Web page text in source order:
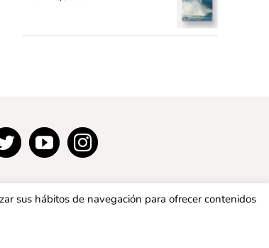
sus hábitos de navegación para ofrecer contenidos